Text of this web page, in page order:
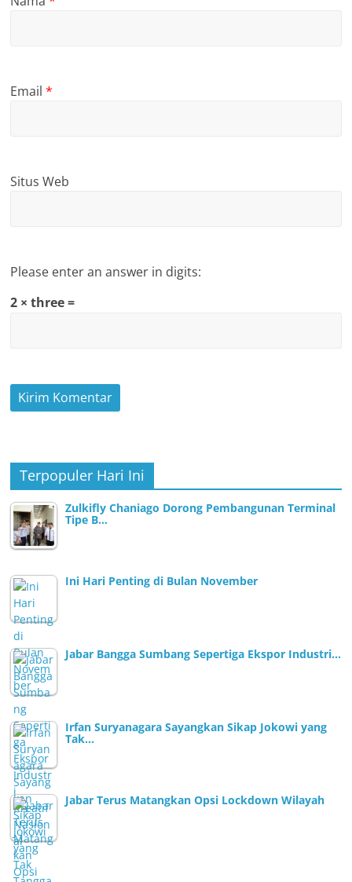
Email*
Situs Web
Please enter an answer in digits:
2 × three =
Terpopuler Hari Ini
Zulkifly Chaniago Dorong Pembangunan Terminal
Tipe B…
Ini Hari Penting di Bulan November
Jabar Bangga Sumbang Sepertiga Ekspor Industri…
Irfan Suryanagara Sayangkan Sikap Jokowi yang
Tak…
Jabar Terus Matangkan Opsi Lockdown Wilayah